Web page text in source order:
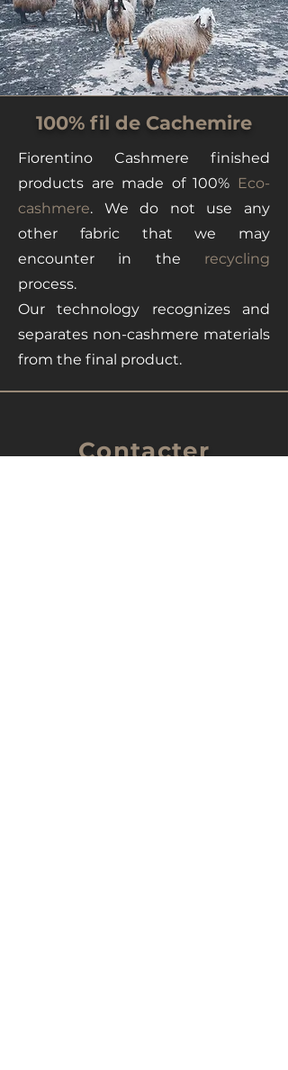
100% fil de Cachemire
Fiorentino Cashmere finished
products are made of 100% Eco-
cashmere. We do not use any
other fabric that we may
encounter in the recycling
process.
Our technology recognizes and
separates non-cashmere materials
from the final product.
Contacter